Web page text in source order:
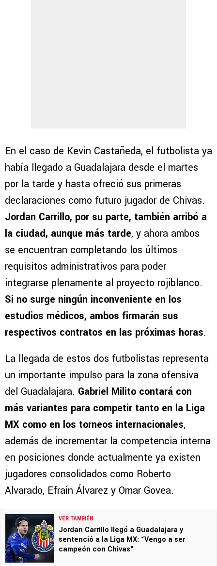
En el caso de Kevin Castañeda, el futbolista ya
había llegado a Guadalajara desde el martes
por la tarde y hasta ofreció sus primeras
declaraciones como futuro jugador de Chivas.
Jordan Carrillo, por su parte, también arribó a
la ciudad, aunque más tarde, y ahora ambos
se encuentran completando los últimos
requisitos administrativos para poder
integrarse plenamente al proyecto rojiblanco.
Si no surge ningún inconveniente en los
estudios médicos, ambos firmarán sus
respectivos contratos en las próximas horas.
La llegada de estos dos futbolistas representa
un importante impulso para la zona ofensiva
del Guadalajara. Gabriel Milito contará con
más variantes para competir tanto en la Liga
MX como en los torneos internacionales,
además de incrementar la competencia interna
en posiciones donde actualmente ya existen
jugadores consolidados como Roberto
Alvarado, Efraín Álvarez y Omar Govea.
VER TAMBIÉN
Jordan Carrillo llegó a Guadalajara y
sentenció a la Liga MX: “Vengo a ser
campeón con Chivas”